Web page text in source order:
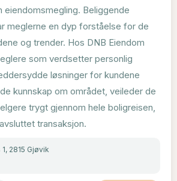
eiendomsmegling. Beliggende
meglerne en dyp forståelse for de
og trender. Hos DNB Eiendom
som verdsetter personlig
løsninger for kundene
kunnskap om området, veileder de
trygt gjennom hele boligreisen,
transaksjon.
2815 Gjøvik